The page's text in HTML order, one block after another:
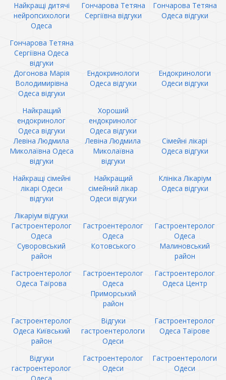
Найкращі дитячі
нейропсихологи
Одеса
Гончарова Тетяна
Сергіївна відгуки
Гончарова Тетяна
Одеса відгуки
Гончарова Тетяна
Сергіївна Одеса
відгуки
Догонова Марія
Володимирівна
Одеса відгуки
Ендокринологи
Одеса відгуки
Ендокринологи
Одеси відгуки
Найкращий
ендокринолог
Одеса відгуки
Хороший
ендокринолог
Одеса відгуки
Левіна Людмила
Миколаївна Одеса
відгуки
Левіна Людмила
Миколаївна
відгуки
Сімейні лікарі
Одеса відгуки
Найкращі сімейні
лікарі Одеси
відгуки
Найкращий
сімейний лікар
Одеси відгуки
Клініка Лікаріум
Одеса відгуки
Лікаріум відгуки
Гастроентеролог
Одеса
Суворовський
район
Гастроентеролог
Одеса
Котовського
Гастроентеролог
Одеса
Малиновський
район
Гастроентеролог
Одеса Таїрова
Гастроентеролог
Одеса
Приморський
район
Гастроентеролог
Одеса Центр
Гастроентеролог
Одеса Київський
район
Відгуки
гастроентерологи
Одеси
Гастроентеролог
Одеса Таїрове
Відгуки
гастроентеролог
Гастроентеролог
Одеси
Гастроентерологи
Одеси